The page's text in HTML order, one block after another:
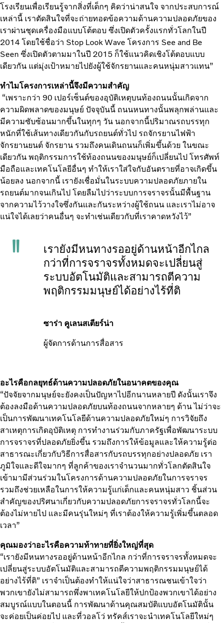
โรงเรียนเพื่อเรียนรู้จากสิ่งที่เด็กๆ คิดว่าน่าสนใจ จากประสบการณ์
เหล่านี้ เราตัดสินใจที่จะถ่ายทอดข้อความด้านความปลอดภัยของ
เราผ่านชุดเครื่องมือแบบโต้ตอบ ซึ่งเปิดตัวครั้งแรกทั่วโลกในปี
2014 โดยใช้ชื่อว่า Stop Look Wave โครงการ See and Be
Seen ซึ่งเปิดตัวตามมาในปี 2015 ก็ใช้แนวคิดเชิงโต้ตอบแบบ
เดียวกัน แต่มุ่งเป้าหมายไปยังผู้ใช้จักรยานและคนหนุ่มสาวแทน”
ทำไมโครงการเหล่านี้จึงมีความสำคัญ
“เพราะกว่า 90 เปอร์เซ็นต์ของอุบัติเหตุบนท้องถนนนั้นเกิดจาก
ความผิดพลาดของมนุษย์ ปัจจุบันนี้ ถนนหนทางนั้นพลุกพล่านและ
มีความซับซ้อนมากขึ้นในทุกๆ วัน นอกจากนี้ปริมาณรถบรรทุก
หนักที่ใช้เส้นทางเดียวกันกับรถยนต์ทั่วไป รถจักรยานไฟฟ้า
จักรยานยนต์ จักรยาน รวมถึงคนเดินถนนก็เพิ่มขึ้นด้วย ในขณะ
เดียวกัน พฤติกรรมการใช้ท้องถนนของมนุษย์ก็เปลี่ยนไป โทรศัพท์
มือถือและเทคโนโลยีอื่นๆ ทำให้เราใส่ใจกับอันตรายที่อาจเกิดขึ้น
น้อยลง นอกจากนี้ เรายังเชื่อมั่นในระบบความปลอดภัยภายใน
รถยนต์มากจนเกินไป โดยลืมไปว่าระบบการจราจรนั้นมีพื้นฐาน
จากความไว้วางใจซึ่งกันและกันระหว่างผู้ใช้ถนน และเราไม่อาจ
แน่ใจได้เลยว่าคนอื่นๆ จะทำเช่นเดียวกับที่เราคาดหวังไว้”
เรายังมีหนทางรออยู่ด้านหน้าอีกไกล
กว่าที่การจราจรทั้งหมดจะเปลี่ยนสู่
ระบบอัตโนมัติและสามารถตีความ
พฤติกรรมมนุษย์ได้อย่างไร้ที่ติ
ซาร่า คูเลนสเตียร์น่า
ผู้จัดการด้านการสื่อสาร
อะไรคือกลยุทธ์ด้านความปลอดภัยในอนาคตของคุณ
“ปัจจัยจากมนุษย์จะยังคงเป็นปัญหาไปอีกนานหลายปี ดังนั้นเราจึง
ต้องลงมือด้านความปลอดภัยบนท้องถนนจากหลายๆ ด้าน ไม่ว่าจะ
เป็นการพัฒนาเทคโนโลยีด้านความปลอดภัยใหม่ๆ การวิจัยถึง
สาเหตุการเกิดอุบัติเหตุ การทำงานร่วมกับภาครัฐเพื่อพัฒนาระบบ
การจราจรที่ปลอดภัยยิ่งขึ้น รวมถึงการให้ข้อมูลและให้ความรู้ต่อ
สาธารณะเกี่ยวกับวิธีการสื่อสารกับรถบรรทุกอย่างปลอดภัย เรา
ภูมิใจและดีใจมากๆ ที่ลูกค้าของเราจำนวนมากทั่วโลกตัดสินใจ
เข้ามามีส่วนร่วมในโครงการด้านความปลอดภัยในการจราจร
รวมถึงช่วยเหลือในการให้ความรู้แก่เด็กและคนหนุ่มสาว ชิ้นส่วน
สำคัญของปริศนาเกี่ยวกับความปลอดภัยการจราจรทั่วโลกนี้จะ
ต้องไม่หายไป และมีคนรุ่นใหม่ๆ ที่เราต้องให้ความรู้เพิ่มขึ้นตลอด
เวลา”
คุณมองว่าอะไรคือความท้าทายที่ยิ่งใหญ่ที่สุด
“เรายังมีหนทางรออยู่ด้านหน้าอีกไกล กว่าที่การจราจรทั้งหมดจะ
เปลี่ยนสู่ระบบอัตโนมัติและสามารถตีความพฤติกรรมมนุษย์ได้
อย่างไร้ที่ติ” เราจำเป็นต้องทำให้แน่ใจว่าสาธารณชนเข้าใจว่า
พวกเขายังไม่สามารถพึ่งพาเทคโนโลยีให้ปกป้องพวกเขาได้อย่าง
สมบูรณ์แบบในตอนนี้ การพัฒนาด้านคุณสมบัติแบบอัตโนมัตินั้น
จะค่อยเป็นค่อยไป และที่วอลโว่ ทรัคส์เราจะนำเทคโนโลยีใหม่ๆ